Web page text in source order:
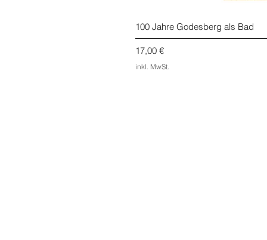
100 Jahre Godesberg als Bad
Preis
17,00 €
inkl. MwSt.